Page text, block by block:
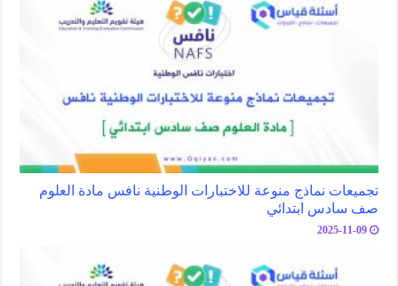
تجميعات نماذج منوعة للاختبارات الوطنية نافس مادة العلوم
صف سادس ابتدائي
2025-11-09